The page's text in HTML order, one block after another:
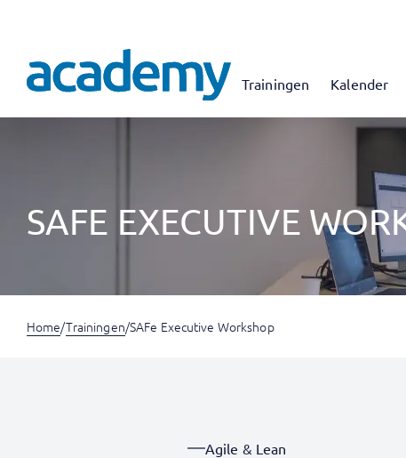
Trainingen Kalender
SAFE EXECUTIVE
Home/Trainingen/SAFe Executive Workshop
Agile & Lean